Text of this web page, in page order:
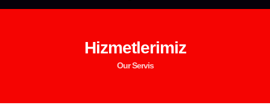
Hizmetlerimiz
Our Servis